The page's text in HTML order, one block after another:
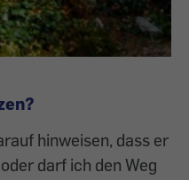
hinweisen, dass er
darf ich den Weg